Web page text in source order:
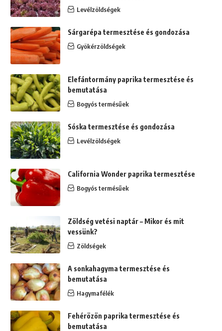
Levélzöldségek
Sárgarépa termesztése és gondozása
Gyökérzöldségek
Elefántormány paprika termesztése és
bemutatása
Bogyós termésűek
Sóska termesztése és gondozása
Levélzöldségek
California Wonder paprika termesztése
Bogyós termésűek
Zöldség vetési naptár – Mikor és mit
vessünk?
Zöldségek
A sonkahagyma termesztése és
bemutatása
Hagymafélék
Fehérözön paprika termesztése és
bemutatása